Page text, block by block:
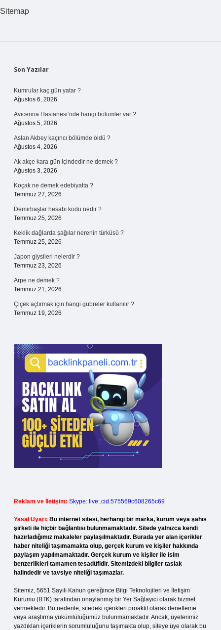
Sitemap
Sidebar
Son Yazılar
Kumrular kaç gün yatar ?
Ağustos 6, 2026
Avicenna Hastanesi’nde hangi bölümler var ?
Ağustos 5, 2026
Aslan Akbey kaçıncı bölümde öldü ?
Ağustos 4, 2026
Ak akçe kara gün içindedir ne demek ?
Ağustos 3, 2026
Koçak ne demek edebiyatta ?
Temmuz 27, 2026
Demirbaşlar hesabı kodu nedir ?
Temmuz 25, 2026
Keklik dağlarda şağılar nerenin türküsü ?
Temmuz 25, 2026
Japon giysileri nelerdir ?
Temmuz 23, 2026
Arpe ne demek ?
Temmuz 21, 2026
Çiçek açtırmak için hangi gübreler kullanılır ?
Temmuz 19, 2026
Reklam ve İletişim: Skype: live:.cid.575569c608265c69
Yasal Uyarı: Bu internet sitesi, herhangi bir marka, kurum veya şahıs
şirketi ile hiçbir bağlantısı bulunmamaktadır. Sitede yalnızca kendi
hazırladığımız makaleler paylaşılmaktadır. Burada yer alan içerikler
haber niteliği taşımamakta olup, gerçek kurum ve kişiler hakkında
paylaşım yapılmamaktadır. Gerçek kurum ve kişiler ile isim
benzerlikleri tamamen tesadüfidir. Sitemizdeki bilgiler taslak
halindedir ve tavsiye niteliği taşımazlar.
Sitemiz, 5651 Sayılı Kanun gereğince Bilgi Teknolojileri ve İletişim
Kurumu (BTK) tarafından onaylanmış bir Yer Sağlayıcı olarak hizmet
vermektedir. Bu nedenle, sitedeki içerikleri proaktif olarak denetleme
veya araştırma yükümlülüğümüz bulunmamaktadır. Ancak, üyelerimiz
yazdıkları içeriklerin sorumluluğunu taşımakta olup, siteye üye olarak bu